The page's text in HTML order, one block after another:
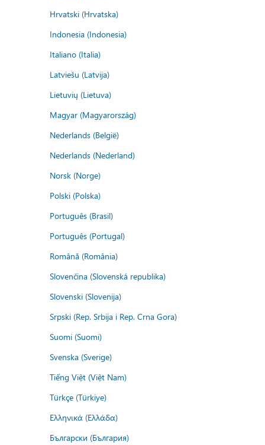
Hrvatski (Hrvatska)
Indonesia (Indonesia)
Italiano (Italia)
Latviešu (Latvija)
Lietuvių (Lietuva)
Magyar (Magyarország)
Nederlands (België)
Nederlands (Nederland)
Norsk (Norge)
Polski (Polska)
Português (Brasil)
Português (Portugal)
Română (România)
Slovenčina (Slovenská republika)
Slovenski (Slovenija)
Srpski (Rep. Srbija i Rep. Crna Gora)
Suomi (Suomi)
Svenska (Sverige)
Tiếng Việt (Việt Nam)
Türkçe (Türkiye)
Ελληνικά (Ελλάδα)
Български (България)